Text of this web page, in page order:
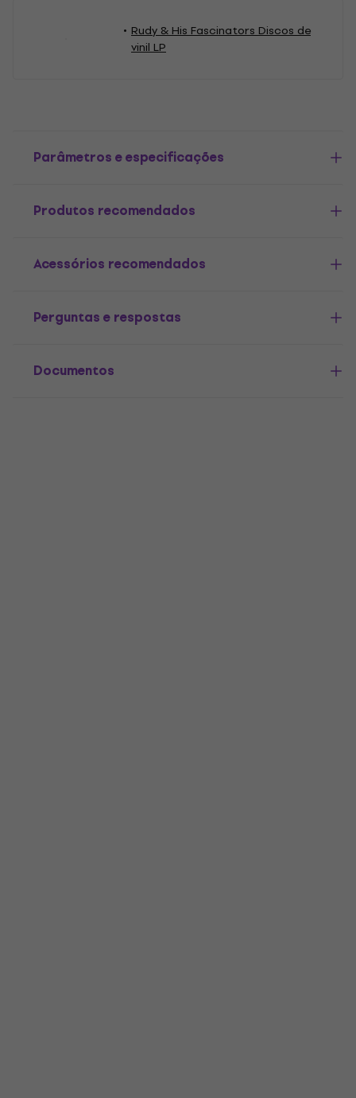
Rudy & His Fascinators Discos de
vinil LP
Parâmetros e especificações
Produtos recomendados
Acessórios recomendados
Perguntas e respostas
Documentos